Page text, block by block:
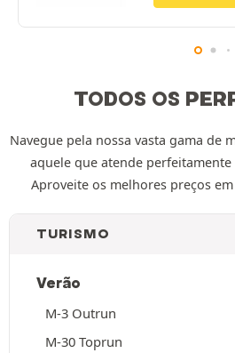
TODOS OS
Navegue pela nossa vasta gama de
aquele que atende perfeitamente
Aproveite os melhores preços
TURISMO
Verão
M-3 Outrun
M-30 Toprun